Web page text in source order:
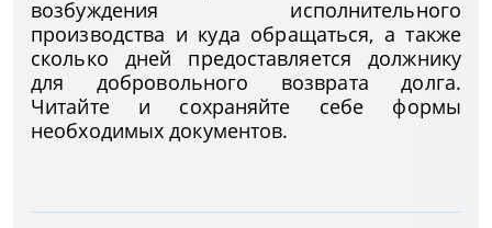
возбуждения исполнительного
производства и куда обращаться, а также
сколько дней предоставляется должнику
для добровольного возврата долга.
Читайте и сохраняйте себе формы
необходимых документов.